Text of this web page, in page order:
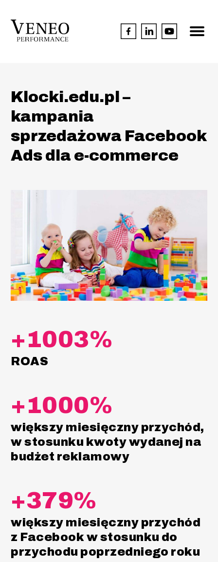
Klocki.edu.pl –
kampania
sprzedażowa Facebook
Ads dla e-commerce
+1003%
ROAS
+1000%
większy miesięczny przychód,
w stosunku kwoty wydanej na
budżet reklamowy
+379%
większy miesięczny przychód
z Facebook w stosunku do
przychodu poprzedniego roku